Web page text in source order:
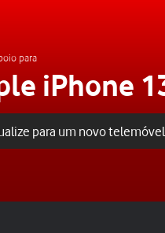
para
iPhone
para um novo telemóvel